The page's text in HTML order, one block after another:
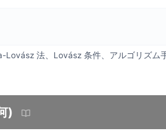
法、Lovász 条件、アルゴリズム
)